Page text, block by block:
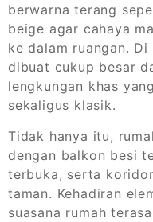
berwarna terang
beige agar cahaya
ke dalam ruangan.
dibuat cukup besar
lengkungan khas
sekaligus klasik.
Tidak hanya itu,
dengan balkon besi
terbuka, serta
taman. Kehadiran
suasana rumah